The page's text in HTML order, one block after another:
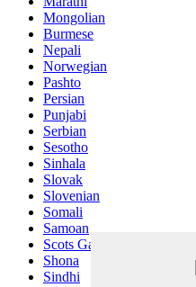
Mongolian
Burmese
Nepali
Norwegian
Pashto
Persian
Punjabi
Serbian
Sesotho
Sinhala
Slovak
Slovenian
Somali
Samoan
Scots Gaelic
Shona
Sindhi